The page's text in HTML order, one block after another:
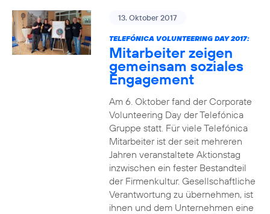
13. Oktober 2017
TELEFÓNICA VOLUNTEERING DAY 2017:
Mitarbeiter zeigen
gemeinsam soziales
Engagement
Am 6. Oktober fand der Corporate
Volunteering Day der Telefónica
Gruppe statt. Für viele Telefónica
Mitarbeiter ist der seit mehreren
Jahren veranstaltete Aktionstag
inzwischen ein fester Bestandteil
der Firmenkultur. Gesellschaftliche
Verantwortung zu übernehmen, ist
ihnen und dem Unternehmen eine